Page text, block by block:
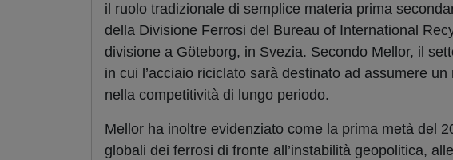
il ruolo tradizionale di semplice materia prima
della Divisione Ferrosi del Bureau of International
divisione a Göteborg, in Svezia. Secondo Mellor, il
in cui l’acciaio riciclato sarà destinato ad assumere
nella competitività di lungo periodo.
Mellor ha inoltre evidenziato come la prima metà del
globali dei ferrosi di fronte all’instabilità geopolitica,